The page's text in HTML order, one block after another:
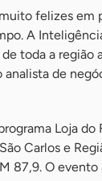
felizes
A
toda a
de
Loja
Carlos e
87,9. O